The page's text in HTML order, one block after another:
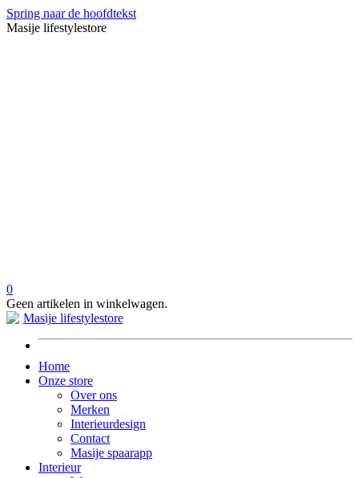
Spring naar de hoofdtekst
Masije lifestylestore
0
Geen artikelen in winkelwagen.
Home
Onze store
Over ons
Merken
Interieurdesign
Contact
Masije spaarapp
Interieur